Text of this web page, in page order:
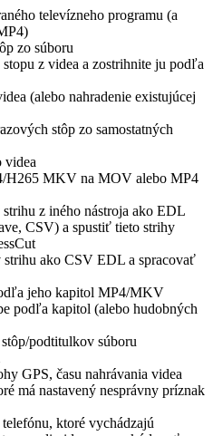
televízneho programu (a
zo súboru
z videa a zostrihnite ju podľa
(alebo nahradenie existujúcej
stôp zo samostatných
videa
H265 MKV na MOV alebo MP4
z iného nástroja ako EDL
CSV) a spustiť tieto strihy
ako CSV EDL a spracovať
jeho kapitol MP4/MKV
podľa kapitol (alebo hudobných
podtitulkov súboru
GPS, času nahrávania videa
má nastavený nesprávny príznak
ktoré vychádzajú